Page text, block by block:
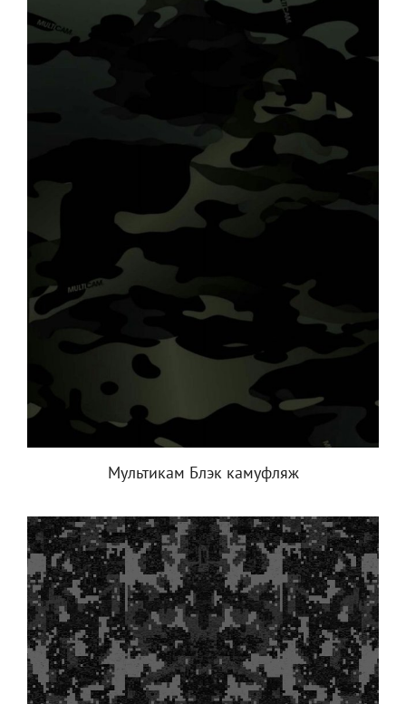
Мультикам Блэк камуфляж